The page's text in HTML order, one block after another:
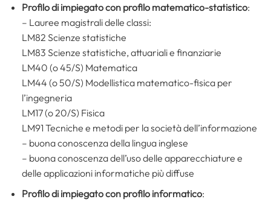
Profilo di impiegatocon profilo matematico-statistico:
– Lauree magistrali delle classi:
LM82 Scienze statistiche
LM83 Scienze statistiche, attuariali e finanziarie
LM40 (o 45/S) Matematica
LM44 (o 50/S) Modellistica matematico-fisica per
l’ingegneria
LM17 (o 20/S) Fisica
LM91 Tecniche e metodi per la società dell’informazione
– buona conoscenza della lingua inglese
– buona conoscenza dell’uso delle apparecchiature e
delle applicazioni informatiche più diffuse
Profilo di impiegatocon profilo informatico: